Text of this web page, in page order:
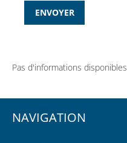
ENVOYER
Pas d'informations disponibles
NAVIGATION